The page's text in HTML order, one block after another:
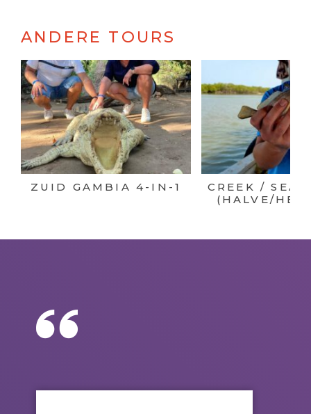
ANDERE TOURS
ZUID GAMBIA 4-IN-1
CREEK / SEA
(HALVE/